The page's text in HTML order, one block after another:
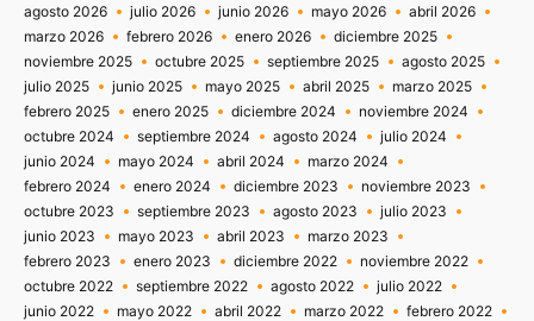
agosto 2026 julio 2026 junio 2026 mayo 2026
abril 2026
marzo 2026
febrero 2026 enero 2026
diciembre 2025
noviembre 2025
octubre 2025 septiembre 2025
agosto 2025
julio 2025
junio 2025 mayo 2025 abril 2025
marzo 2025
febrero 2025
enero 2025 diciembre 2024
noviembre 2024
octubre 2024
septiembre 2024 agosto 2024
julio 2024
junio 2024
mayo 2024 abril 2024
marzo 2024
febrero 2024
enero 2024 diciembre 2023
noviembre 2023
octubre 2023
septiembre 2023 agosto 2023
julio 2023
junio 2023
mayo 2023 abril 2023
marzo 2023
febrero 2023
enero 2023 diciembre 2022
noviembre 2022
octubre 2022
septiembre 2022 agosto 2022
julio 2022
junio 2022
mayo 2022 abril 2022 marzo 2022
febrero 2022